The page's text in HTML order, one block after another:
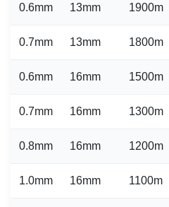
0.6mm 13mm 1900m
0.7mm 13mm 1800m
0.6mm 16mm 1500m
0.7mm 16mm 1300m
0.8mm 16mm 1200m
1.0mm 16mm 1100m